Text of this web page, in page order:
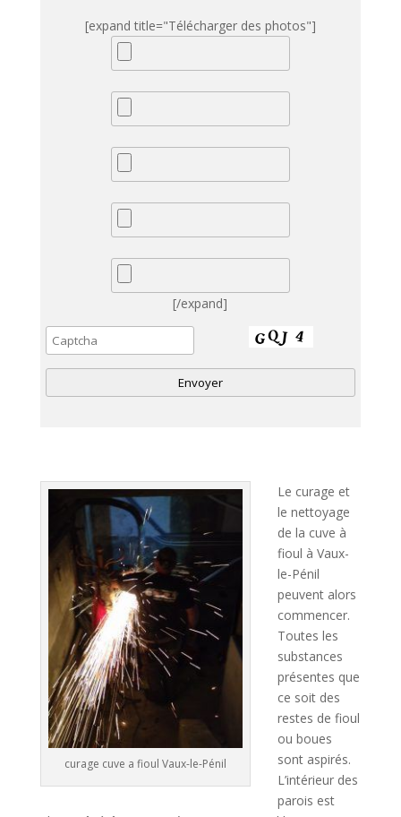
[expand title="Télécharger des photos"]
[/expand]
t
curage cuve a fioul Vaux-le-Pénil
Le curage et
le nettoyage
de la cuve à
fioul à Vaux-
le-Pénil
peuvent alors
commencer.
Toutes les
substances
présentes que
ce soit des
restes de fioul
ou boues
sont aspirés.
L’intérieur des
parois est